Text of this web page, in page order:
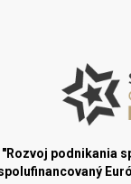
podnikania